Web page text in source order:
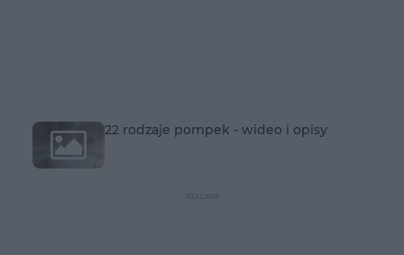
22 rodzaje pompek - wideo i opisy